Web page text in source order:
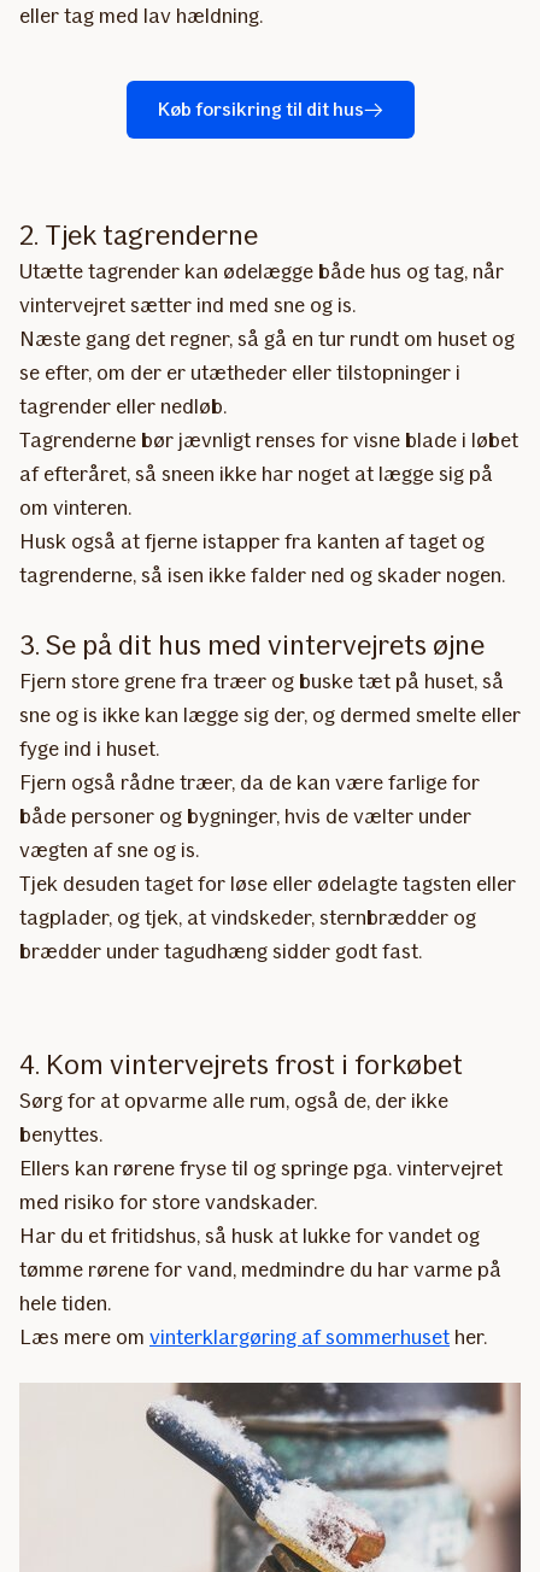
eller tag med lav hældning.
Køb forsikring til dit hus
2. Tjek tagrenderne
Utætte tagrender kan ødelægge både hus og tag, når
vintervejret sætter ind med sne og is.
Næste gang det regner, så gå en tur rundt om huset og
se efter, om der er utætheder eller tilstopninger i
tagrender eller nedløb.
Tagrenderne bør jævnligt renses for visne blade i løbet
af efteråret, så sneen ikke har noget at lægge sig på
om vinteren.
Husk også at fjerne istapper fra kanten af taget og
tagrenderne, så isen ikke falder ned og skader nogen.
3. Se på dit hus med vintervejrets øjne
Fjern store grene fra træer og buske tæt på huset, så
sne og is ikke kan lægge sig der, og dermed smelte eller
fyge ind i huset.
Fjern også rådne træer, da de kan være farlige for
både personer og bygninger, hvis de vælter under
vægten af sne og is.
Tjek desuden taget for løse eller ødelagte tagsten eller
tagplader, og tjek, at vindskeder, sternbrædder og
brædder under tagudhæng sidder godt fast.
4. Kom vintervejrets frost i forkøbet
Sørg for at opvarme alle rum, også de, der ikke
benyttes.
Ellers kan rørene fryse til og springe pga. vintervejret
med risiko for store vandskader.
Har du et fritidshus, så husk at lukke for vandet og
tømme rørene for vand, medmindre du har varme på
hele tiden.
Læs mere om vinterklargøring af sommerhuset her.